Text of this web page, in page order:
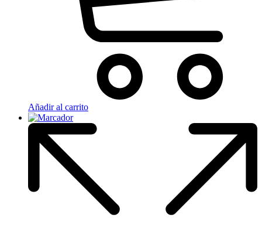
Añadir al carrito